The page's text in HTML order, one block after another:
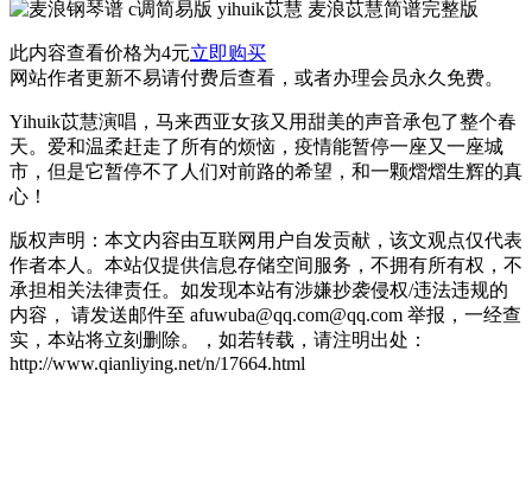
此内容查看价格为4元立即购买
网站作者更新不易请付费后查看，或者办理会员永久免费。
Yihuik苡慧演唱，马来西亚女孩又用甜美的声音承包了整个春
天。爱和温柔赶走了所有的烦恼，疫情能暂停一座又一座城
市，但是它暂停不了人们对前路的希望，和一颗熠熠生辉的真
心！
版权声明：本文内容由互联网用户自发贡献，该文观点仅代表
作者本人。本站仅提供信息存储空间服务，不拥有所有权，不
承担相关法律责任。如发现本站有涉嫌抄袭侵权/违法违规的
内容， 请发送邮件至 afuwuba@qq.com@qq.com 举报，一经查
实，本站将立刻删除。，如若转载，请注明出处：
http://www.qianliying.net/n/17664.html